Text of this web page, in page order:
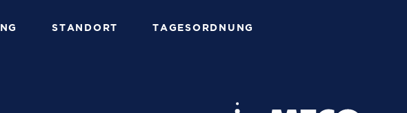
STANDORT TAGESORDNUNG